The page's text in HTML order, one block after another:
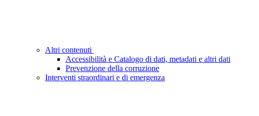
Altri contenuti
Accessibilità e Catalogo di dati, metadati e altri dati
Prevenzione della corruzione
Interventi straordinari e di emergenza